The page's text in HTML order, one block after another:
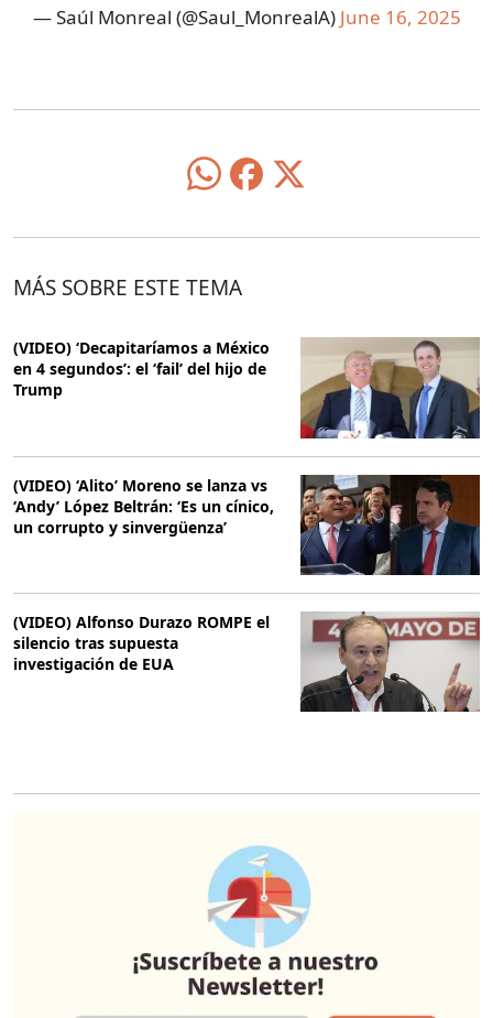
— Saúl Monreal (@Saul_MonrealA) June 16, 2025
MÁS SOBRE ESTE TEMA
(VIDEO) ‘Decapitaríamos a México
en 4 segundos’: el ‘fail’ del hijo de
Trump
(VIDEO) ‘Alito’ Moreno se lanza vs
‘Andy’ López Beltrán: ‘Es un cínico,
un corrupto y sinvergüenza’
(VIDEO) Alfonso Durazo ROMPE el
silencio tras supuesta
investigación de EUA